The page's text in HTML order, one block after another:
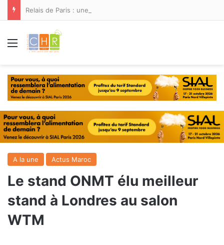
Menu
A la une Actus Maroc
Le stand ONMT élu meilleur
stand à Londres au salon
WTM